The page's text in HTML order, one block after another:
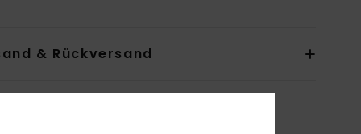
& Rückversand